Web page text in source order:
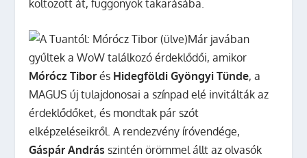
költözött át, függönyök takarásába.
Már javában
gyűltek a WoW találkozó érdeklődői, amikor
Mórócz Tibor és Hidegföldi Gyöngyi Tünde, a
MAGUS új tulajdonosai a színpad elé invitálták az
érdeklődőket, és mondtak pár szót
elképzeléseikről. A rendezvény íróvendége,
Gáspár András szintén örömmel állt az olvasók